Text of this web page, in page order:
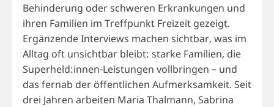
Behinderung oder schweren Erkrankungen und
ihren Familien im Treffpunkt Freizeit gezeigt.
Ergänzende Interviews machen sichtbar, was im
Alltag oft unsichtbar bleibt: starke Familien, die
Superheld:innen-Leistungen vollbringen – und
das fernab der öffentlichen Aufmerksamkeit. Seit
drei Jahren arbeiten Maria Thalmann, Sabrina